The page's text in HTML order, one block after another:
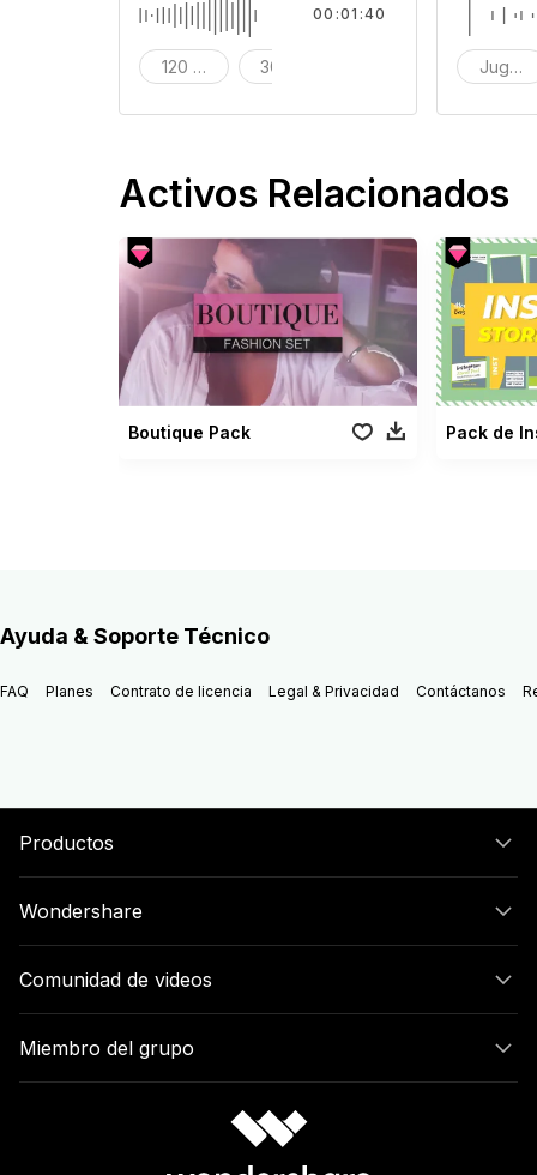
120 segundos30 segundos 60 segundos
00:01:40
Activos Relacionados
Boutique Pack
Ayuda & Soporte Técnico
FAQ Planes Contrato de licencia Legal & Privacidad Contáctanos
Productos
Wondershare
Comunidad de videos
Miembro del grupo